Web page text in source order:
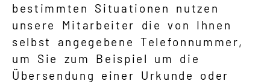
bestimmten Situationen nutzen
unsere Mitarbeiter die von Ihnen
selbst angegebene Telefonnummer,
um Sie zum Beispiel um die
Übersendung einer Urkunde oder